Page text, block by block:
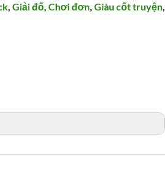
,Giải đố,Chơi đơn,Giàu cốt truyện,